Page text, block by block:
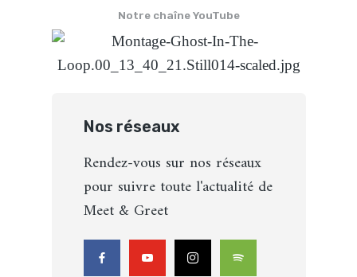
Notre chaîne YouTube
Nos réseaux
Rendez-vous sur nos réseaux
pour suivre toute l'actualité de
Meet & Greet